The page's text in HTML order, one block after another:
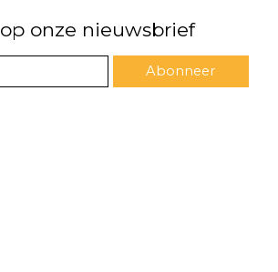
onze nieuwsbrief
Abonneer